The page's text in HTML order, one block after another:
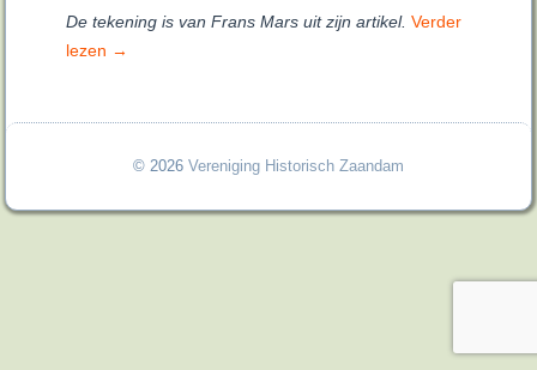
De tekening is van Frans Mars uit zijn artikel. Verder
lezen →
© 2026 Vereniging Historisch Zaandam